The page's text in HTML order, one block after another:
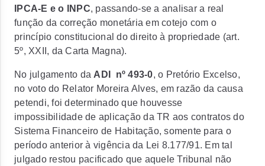
IPCA-E e o INPC, passando-se a analisar a real
função da correção monetária em cotejo com o
princípio constitucional do direito à propriedade (art.
5º, XXII, da Carta Magna).
No julgamento da ADI nº 493-0, o Pretório Excelso,
no voto do Relator Moreira Alves, em razão da causa
petendi, foi determinado que houvesse
impossibilidade de aplicação da TR aos contratos do
Sistema Financeiro de Habitação, somente para o
período anterior à vigência da Lei 8.177/91. Em tal
julgado restou pacificado que aquele Tribunal não